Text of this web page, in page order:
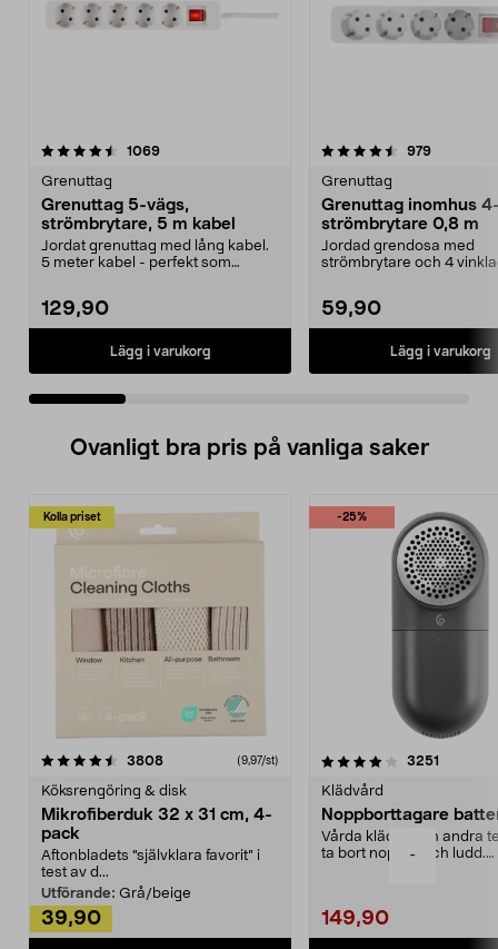
-
1069recensioner
Grenuttag
Grenuttag 5-vägs,
strömbrytare, 5 m kabel
Jordat grenuttag med lång kabel.
5 meter kabel - perfekt som
129,90
Lägg i varukorg
4.5 av 5 stjärnor 979
Grenuttag
Grenuttag inomhus
strömbrytare 0,8 m
Jordad grendosa med
strömbrytare och 4
59,90
Lägg i varukorg
4.5 av 5 stjärnor
Ovanligt bra pris på vanliga saker
Kolla priset
3808recensioner (9,97/st)
Köksrengöring & disk
Mikrofiberduk 32 x 31 cm, 4-
pack
Aftonbladets "självklara favorit” i
test av d...
Utförande: Grå/beige
39,90
-25%
4.0av 5 stjärnor 3251
Klädvård
Noppborttagare
Vårda kläder och andra
ta bort noppor och ludd.
149,90
4.5av 5 stjärnor